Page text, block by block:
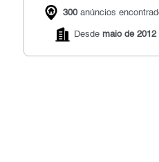
300anúncios
Desde maio de 2012